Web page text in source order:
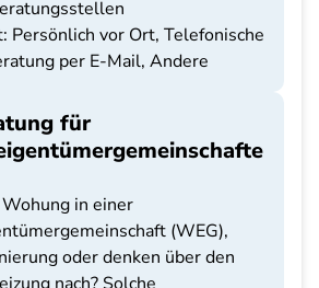
Persönlich vor Ort, Telefonische
per E-Mail, Andere
für
in einer
(WEG),
oder denken über den